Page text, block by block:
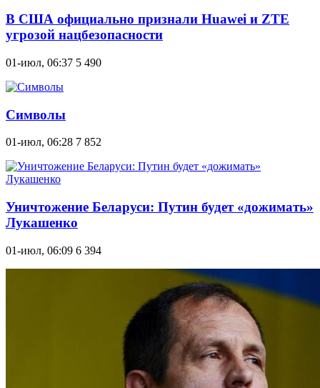
В США официально признали Huawei и ZTE
угрозой нацбезопасности
01-июл, 06:37 5 490
Символы
01-июл, 06:28 7 852
Уничтожение Беларуси: Путин будет «дожимать»
Лукашенко
01-июл, 06:09 6 394